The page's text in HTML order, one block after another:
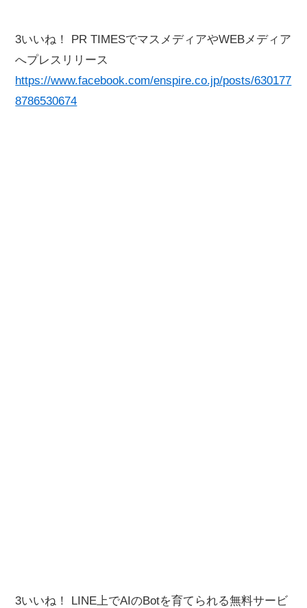
3いいね！ PR TIMESでマスメディアやWEBメディア
へプレスリリース
https://www.facebook.com/enspire.co.jp/posts/630177
8786530674
3いいね！ LINE上でAIのBotを育てられる無料サービ